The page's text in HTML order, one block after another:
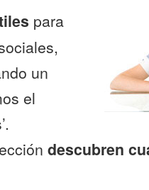
para
un
el
descubren